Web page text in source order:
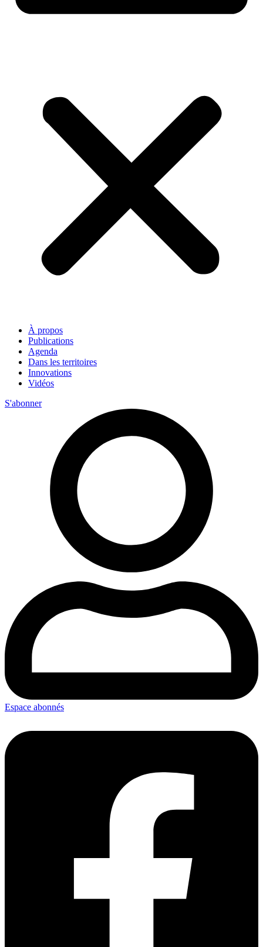
À propos
Publications
Agenda
Dans les territoires
Innovations
Vidéos
S'abonner
Espace abonnés